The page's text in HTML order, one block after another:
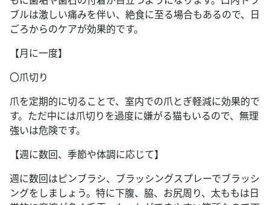
ブルは激しい痛みを伴い、絶食に至る場合もあるので、日
ごろからのケアが効果的です。
【月に一度】
〇爪切り
爪を定期的に切ることで、室内での爪とぎ軽減に効果的で
す。ただ中には爪切りを過度に嫌がる猫もいるので、無理
強いは危険です。
【週に数回、季節や体調に応じて】
週に数回はピンブラシ、ブラッシングスプレーでブラッシ
ングをしましょう。特に下腹、脇、お尻周り、太ももは日